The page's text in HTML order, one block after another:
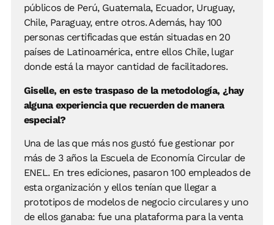
públicos de Perú, Guatemala, Ecuador, Uruguay,
Chile, Paraguay, entre otros. Además, hay 100
personas certificadas que están situadas en 20
países de Latinoamérica, entre ellos Chile, lugar
donde está la mayor cantidad de facilitadores.
Giselle, en este traspaso de la metodología, ¿hay
alguna experiencia que recuerden de manera
especial?
Una de las que más nos gustó fue gestionar por
más de 3 años la Escuela de Economía Circular de
ENEL. En tres ediciones, pasaron 100 empleados de
esta organización y ellos tenían que llegar a
prototipos de modelos de negocio circulares y uno
de ellos ganaba: fue una plataforma para la venta